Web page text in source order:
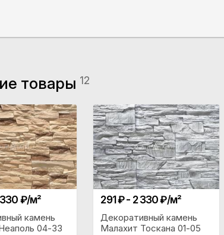
товары 12
₽/м²
камень
04-33
291 ₽ - 2 330 ₽/м²
Декоративный камень
Малахит Тоскана 01-05